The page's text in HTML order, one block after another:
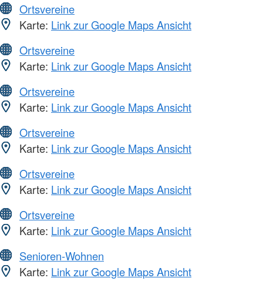
Ortsvereine
Karte: Link zur Google Maps Ansicht
Ortsvereine
Karte: Link zur Google Maps Ansicht
Ortsvereine
Karte: Link zur Google Maps Ansicht
Ortsvereine
Karte: Link zur Google Maps Ansicht
Ortsvereine
Karte: Link zur Google Maps Ansicht
Ortsvereine
Karte: Link zur Google Maps Ansicht
Senioren-Wohnen
Karte: Link zur Google Maps Ansicht